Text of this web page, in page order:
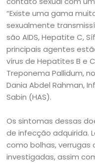
“Existe uma gama
sexualmente
são AIDS, Hepatite C,
principais agentes
vírus de Hepatites B e
Treponema Pallidum,
Dania Abdel Rahman,
Sabin (HAS).
Os sintomas dessas
de infecção adquirida.
como bolhas, verrugas
investigadas, assim